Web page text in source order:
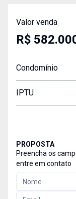
Valor venda
R$
Condomínio
IPTU
PROPOSTA
Preencha os
entre em contato